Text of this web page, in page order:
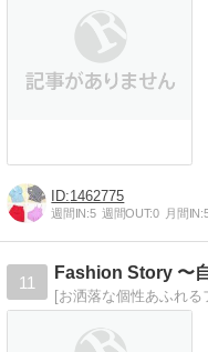
1462775
週間IN:5 週間OUT:0 月間IN:
11
Fashion Story 〜